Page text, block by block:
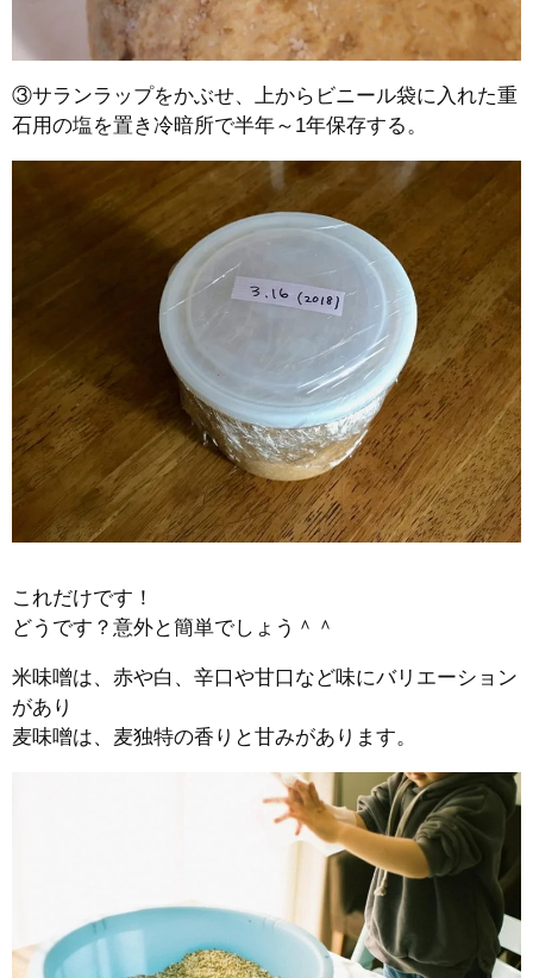
③サランラップをかぶせ、上からビニール袋に入れた重
石用の塩を置き冷暗所で半年～1年保存する。
これだけです！
どうです？意外と簡単でしょう＾＾
米味噌は、赤や白、辛口や甘口など味にバリエーション
があり
麦味噌は、麦独特の香りと甘みがあります。